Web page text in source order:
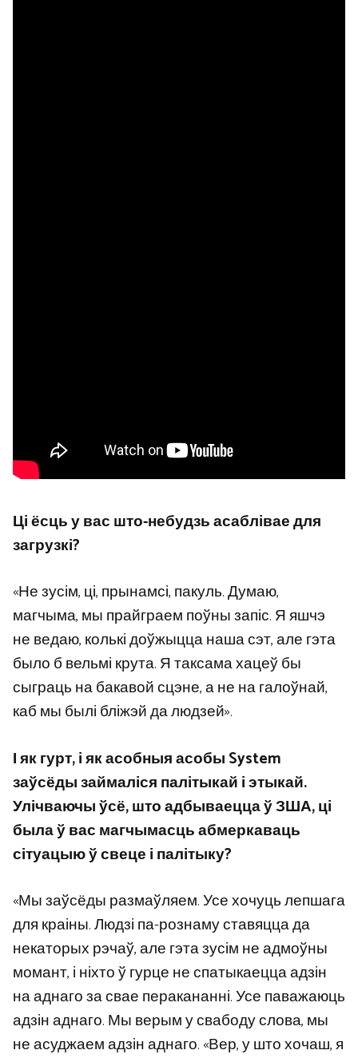
Ці ёсць у вас што-небудзь асаблівае для
загрузкі?
«Не зусім, ці, прынамсі, пакуль. Думаю,
магчыма, мы прайграем поўны запіс. Я яшчэ
не ведаю, колькі доўжыцца наша сэт, але гэта
было б вельмі крута. Я таксама хацеў бы
сыграць на бакавой сцэне, а не на галоўнай,
каб мы былі бліжэй да людзей».
І як гурт, і як асобныя асобы System
заўсёды займаліся палітыкай і этыкай.
Улічваючы ўсё, што адбываецца ў ЗША, ці
была ў вас магчымасць абмеркаваць
сітуацыю ў свеце і палітыку?
«Мы заўсёды размаўляем. Усе хочуць лепшага
для краіны. Людзі па-рознаму ставяцца да
некаторых рэчаў, але гэта зусім не адмоўны
момант, і ніхто ў гурце не спатыкаецца адзін
на аднаго за свае перакананні. Усе паважаюць
адзін аднаго. Мы верым у свабоду слова, мы
не асуджаем адзін аднаго. «Вер, у што хочаш, я